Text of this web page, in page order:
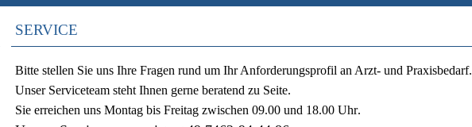
SERVICE
Bitte stellen Sie uns Ihre Fragen rund um Ihr Anforderungsprofil an Arzt- und Praxisbedarf.
Unser Serviceteam steht Ihnen gerne beratend zu Seite.
Sie erreichen uns Montag bis Freitag zwischen 09.00 und 18.00 Uhr.